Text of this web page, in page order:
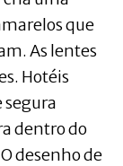
que
As lentes
Hotéis
segura
dentro do
desenho de